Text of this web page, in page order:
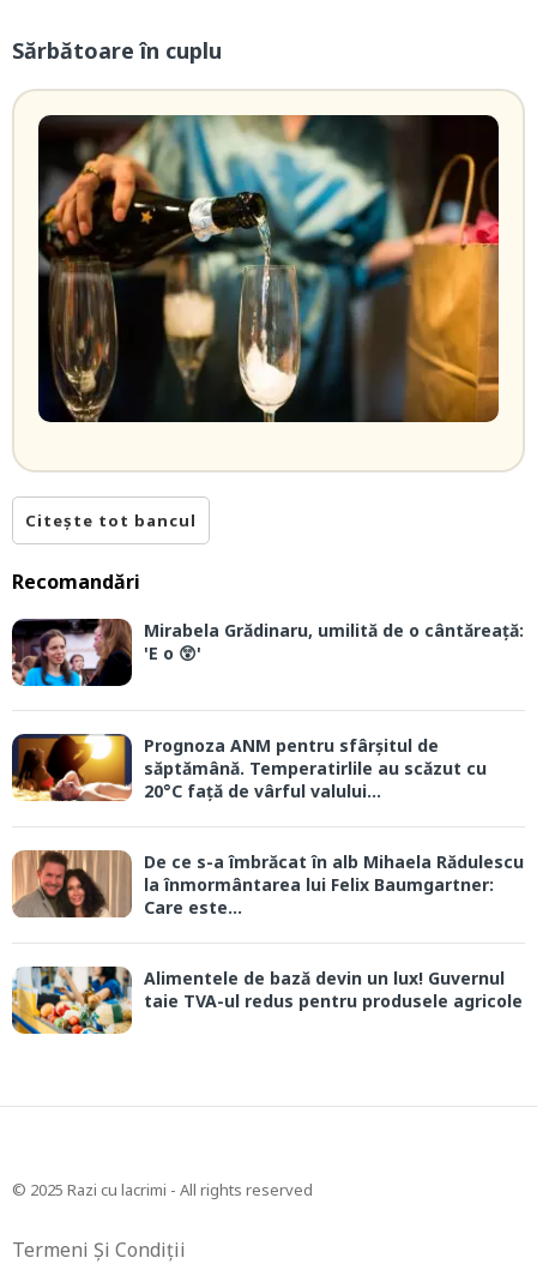
Sărbătoare în cuplu
Citește tot bancul
Recomandări
Mirabela Grădinaru, umilită de o cântăreață:
'E o 😲'
Prognoza ANM pentru sfârșitul de
săptămână. Temperatirlile au scăzut cu
20°C față de vârful valului...
De ce s-a îmbrăcat în alb Mihaela Rădulescu
la înmormântarea lui Felix Baumgartner:
Care este...
Alimentele de bază devin un lux! Guvernul
taie TVA-ul redus pentru produsele agricole
© 2025 Razi cu lacrimi - All rights reserved
Termeni Și Condiții